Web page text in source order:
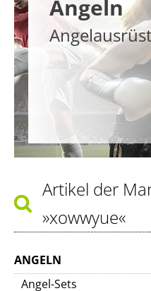
Angeln
Artikel der
»xowwyue«
ANGELN
Angel-Sets